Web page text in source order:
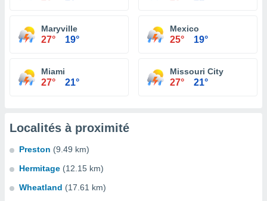
Maryville
27° 19°
Mexico
25° 19°
Miami
27° 21°
Missouri City
27° 21°
Localités à proximité
Preston (9.49 km)
Hermitage (12.15 km)
Wheatland (17.61 km)